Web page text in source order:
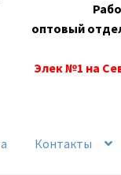
оптовый
Элек №1 на
Контакты